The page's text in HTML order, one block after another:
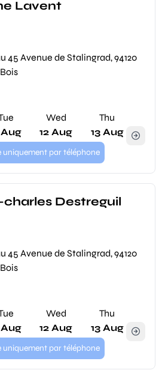
Lavent
45 Avenue de Stalingrad, 94120
Aug
Wed
12 Aug
Thu
13 Aug
uniquement par téléphone
Destreguil
45 Avenue de Stalingrad, 94120
Aug
Wed
12 Aug
Thu
13 Aug
uniquement par téléphone